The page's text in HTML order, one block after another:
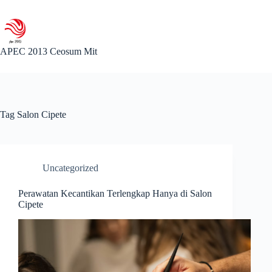
content
APEC 2013 Ceosum Mit
Tag Salon Cipete
Uncategorized
Perawatan Kecantikan Terlengkap Hanya di Salon
Cipete